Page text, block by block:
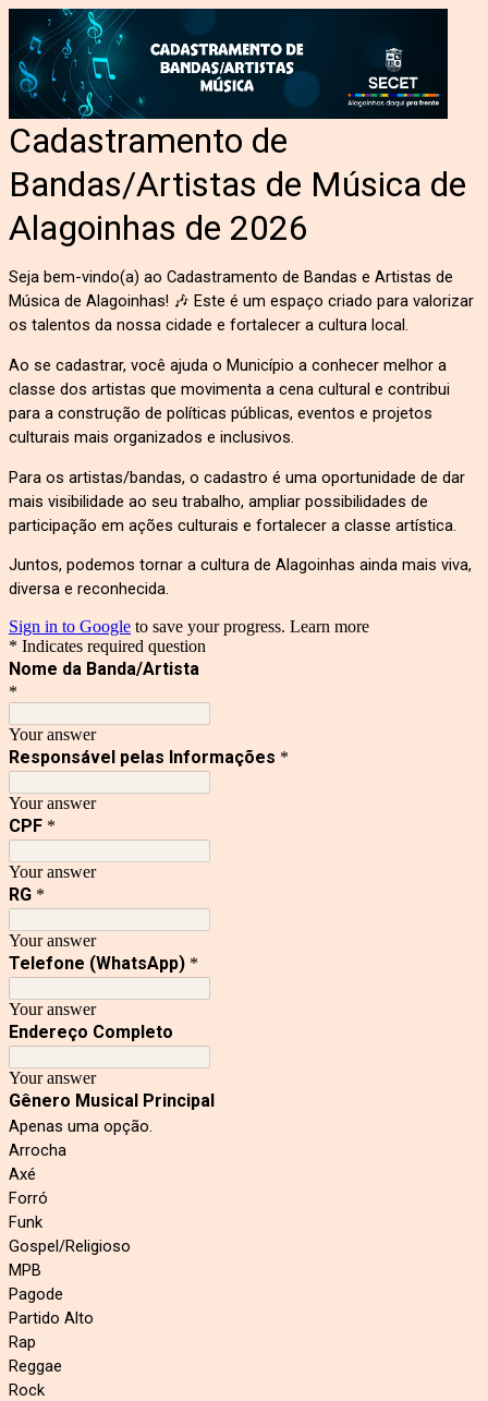
Cadastramento de
Bandas/Artistas de Música de
Alagoinhas de 2026
Seja bem-vindo(a) ao Cadastramento de Bandas e Artistas de
Música de Alagoinhas! 🎶 Este é um espaço criado para valorizar
os talentos da nossa cidade e fortalecer a cultura local.
Ao se cadastrar, você ajuda o Município a conhecer melhor a
classe dos artistas que movimenta a cena cultural e contribui
para a construção de políticas públicas, eventos e projetos
culturais mais organizados e inclusivos.
Para os artistas/bandas, o cadastro é uma oportunidade de dar
mais visibilidade ao seu trabalho, ampliar possibilidades de
participação em ações culturais e fortalecer a classe artística.
Juntos, podemos tornar a cultura de Alagoinhas ainda mais viva,
diversa e reconhecida.
Sign in to Google to save your progress. Learn more
* Indicates required question
Nome da Banda/Artista
*
Your answer
Responsável pelas Informações *
Your answer
CPF *
Your answer
RG *
Your answer
Telefone (WhatsApp) *
Your answer
Endereço Completo
Your answer
Gênero Musical Principal
Apenas uma opção.
Arrocha
Axé
Forró
Funk
Gospel/Religioso
MPB
Pagode
Partido Alto
Rap
Reggae
Rock